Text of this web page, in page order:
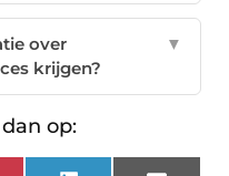
over
krijgen?
▼
op: